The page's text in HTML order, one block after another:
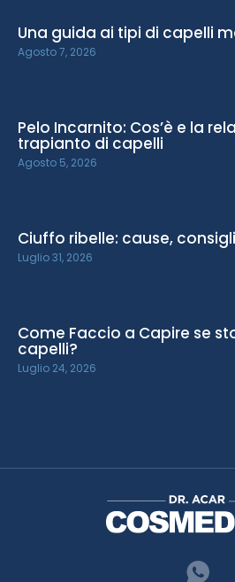
Una guida ai tipi di capelli
Agosto 7, 2026
Pelo Incarnito: Cos’è e la
trapianto di capelli
Agosto 5, 2026
Ciuffo ribelle: cause,
Luglio 31, 2026
Come Faccio a Capire se
capelli?
Luglio 24, 2026